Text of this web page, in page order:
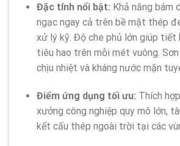
Đặc tính nổi bật: Khả năng bám
ngạc ngay cả trên bề mặt thép
xử lý kỹ. Độ che phủ lớn giúp tiết
tiêu hao trên mỗi mét vuông.
chịu nhiệt và kháng nước mặn
Điểm ứng dụng tối ưu: Thích
xưởng công nghiệp quy mô lớn,
kết cấu thép ngoài trời tại các